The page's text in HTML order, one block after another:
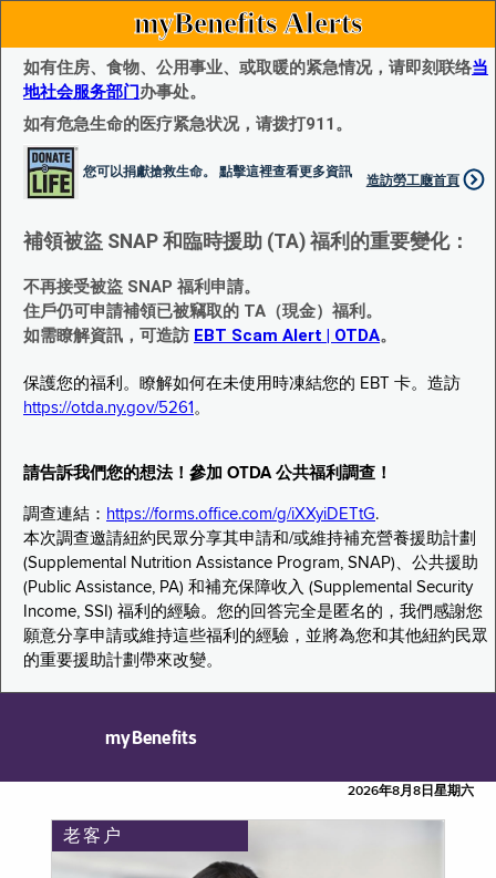
myBenefits Alerts
如有住房、食物、公用事业、或取暖的紧急情况，请即刻联络当
地社会服务部门办事处。
如有危急生命的医疗紧急状况，请拨打911。
您可以捐獻搶救生命。 點擊這裡查看更多資訊
造訪勞工廰首頁
補領被盜 SNAP 和臨時援助 (TA) 福利的重要變化：
不再接受被盜 SNAP 福利申請。
住戶仍可申請補領已被竊取的 TA（現金）福利。
如需瞭解資訊，可造訪 EBT Scam Alert | OTDA。
保護您的福利。瞭解如何在未使用時凍結您的 EBT 卡。造訪
https://otda.ny.gov/5261 。
請告訴我們您的想法！參加 OTDA 公共福利調查！
調查連結： https://forms.office.com/g/iXXyiDETtG.
本次調查邀請紐約民眾分享其申請和/或維持補充營養援助計劃
(Supplemental Nutrition Assistance Program, SNAP)、公共援助
(Public Assistance, PA) 和補充保障收入 (Supplemental Security
Income, SSI) 福利的經驗。您的回答完全是匿名的，我們感謝您
願意分享申請或維持這些福利的經驗，並將為您和其他紐約民眾
的重要援助計劃帶來改變。
myBenefits
2026年8月8日星期六
老客户